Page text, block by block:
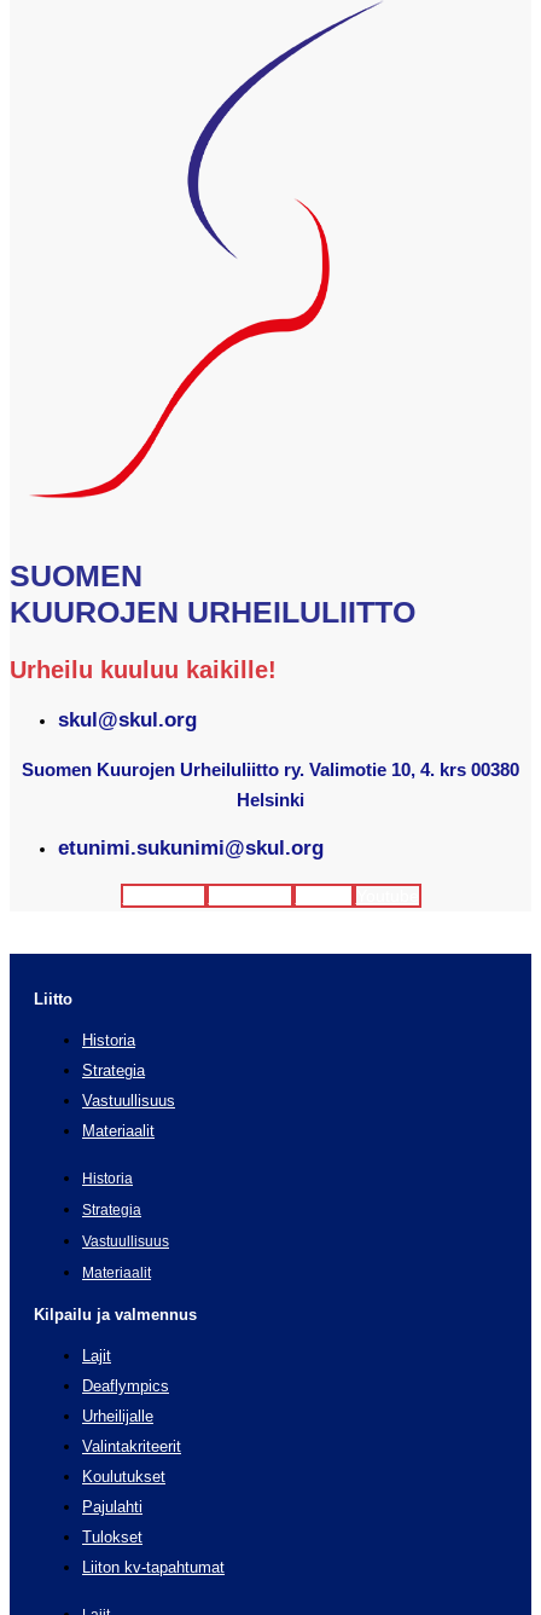
SUOMEN
KUUROJEN URHEILULIITTO
Urheilu kuuluu kaikille!
skul@skul.org
Suomen Kuurojen Urheiluliitto ry. Valimotie 10, 4. krs 00380
Helsinki
etunimi.sukunimi@skul.org
Liitto
Historia
Strategia
Vastuullisuus
Materiaalit
Historia
Strategia
Vastuullisuus
Materiaalit
Kilpailu ja valmennus
Lajit
Deaflympics
Urheilijalle
Valintakriteerit
Koulutukset
Pajulahti
Tulokset
Liiton kv-tapahtumat